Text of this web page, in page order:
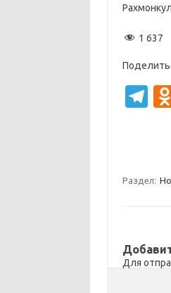
1 637
T
a
Раздел:
Для